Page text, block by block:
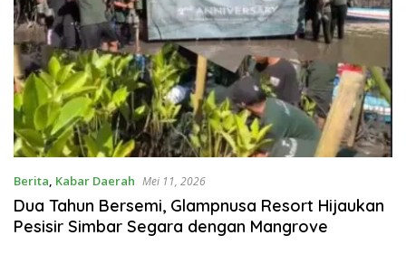
Berita, Kabar Daerah Mei 11, 2026
Dua Tahun Bersemi, Glampnusa Resort Hijaukan
Pesisir Simbar Segara dengan Mangrove